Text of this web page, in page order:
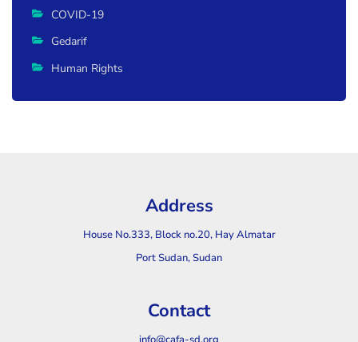
COVID-19
Gedarif
Human Rights
Address
House No.333, Block no.20, Hay Almatar
Port Sudan, Sudan
Contact